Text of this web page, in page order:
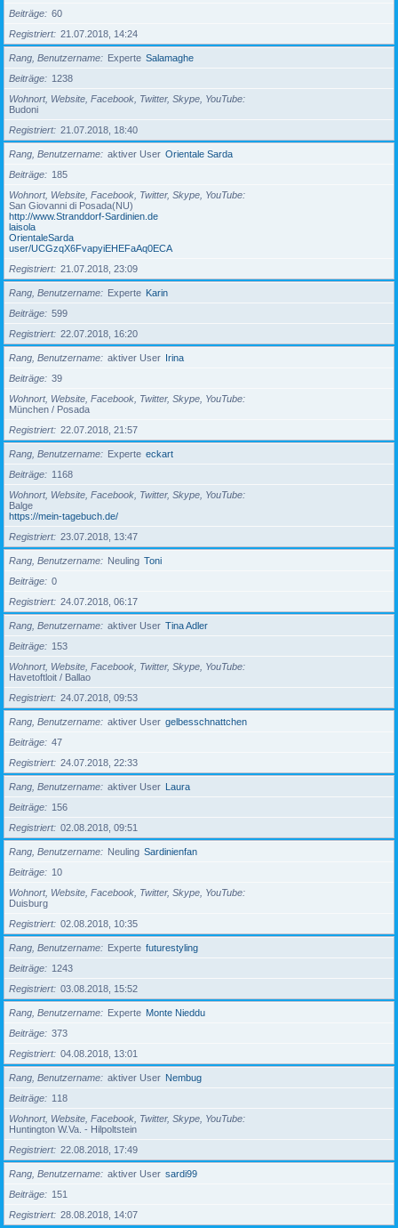
Beiträge
60
Registriert
21.07.2018, 14:24
Rang, Benutzername Experte Salamaghe
Beiträge
1238
Wohnort, Website, Facebook, Twitter, Skype, YouTube
Budoni
Registriert
21.07.2018, 18:40
Rang, Benutzername aktiver User Orientale Sarda
Beiträge
185
Wohnort, Website, Facebook, Twitter, Skype, YouTube
San Giovanni di Posada(NU)
http://www.Stranddorf-Sardinien.de
laisola
OrientaleSarda
user/UCGzqX6FvapyiEHEFaAq0ECA
Registriert
21.07.2018, 23:09
Rang, Benutzername Experte Karin
Beiträge
599
Registriert
22.07.2018, 16:20
Rang, Benutzername aktiver User Irina
Beiträge
39
Wohnort, Website, Facebook, Twitter, Skype, YouTube
München / Posada
Registriert
22.07.2018, 21:57
Rang, Benutzername Experte eckart
Beiträge
1168
Wohnort, Website, Facebook, Twitter, Skype, YouTube
Balge
https://mein-tagebuch.de/
Registriert
23.07.2018, 13:47
Rang, Benutzername Neuling Toni
Beiträge
0
Registriert
24.07.2018, 06:17
Rang, Benutzername aktiver User Tina Adler
Beiträge
153
Wohnort, Website, Facebook, Twitter, Skype, YouTube
Havetoftloit / Ballao
Registriert
24.07.2018, 09:53
Rang, Benutzername aktiver User gelbesschnattchen
Beiträge
47
Registriert
24.07.2018, 22:33
Rang, Benutzername aktiver User Laura
Beiträge
156
Registriert
02.08.2018, 09:51
Rang, Benutzername Neuling Sardinienfan
Beiträge
10
Wohnort, Website, Facebook, Twitter, Skype, YouTube
Duisburg
Registriert
02.08.2018, 10:35
Rang, Benutzername Experte futurestyling
Beiträge
1243
Registriert
03.08.2018, 15:52
Rang, Benutzername Experte Monte Nieddu
Beiträge
373
Registriert
04.08.2018, 13:01
Rang, Benutzername aktiver User Nembug
Beiträge
118
Wohnort, Website, Facebook, Twitter, Skype, YouTube
Huntington W.Va. - Hilpoltstein
Registriert
22.08.2018, 17:49
Rang, Benutzername aktiver User sardi99
Beiträge
151
Registriert
28.08.2018, 14:07